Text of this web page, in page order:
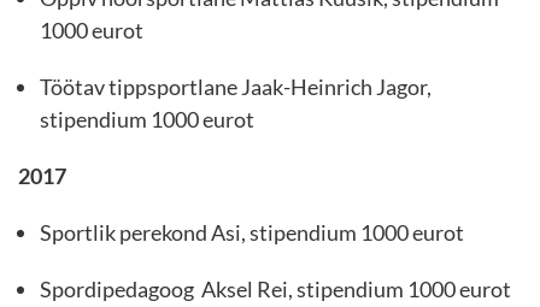
1000 eurot
Töötav tippsportlane Jaak-Heinrich Jagor,
stipendium 1000 eurot
2017
Sportlik perekond Asi, stipendium 1000 eurot
Spordipedagoog Aksel Rei, stipendium 1000 eurot